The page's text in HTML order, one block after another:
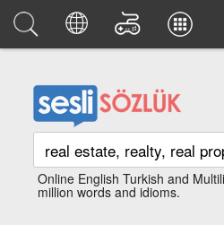
Online English Turkish and
million words and idioms.